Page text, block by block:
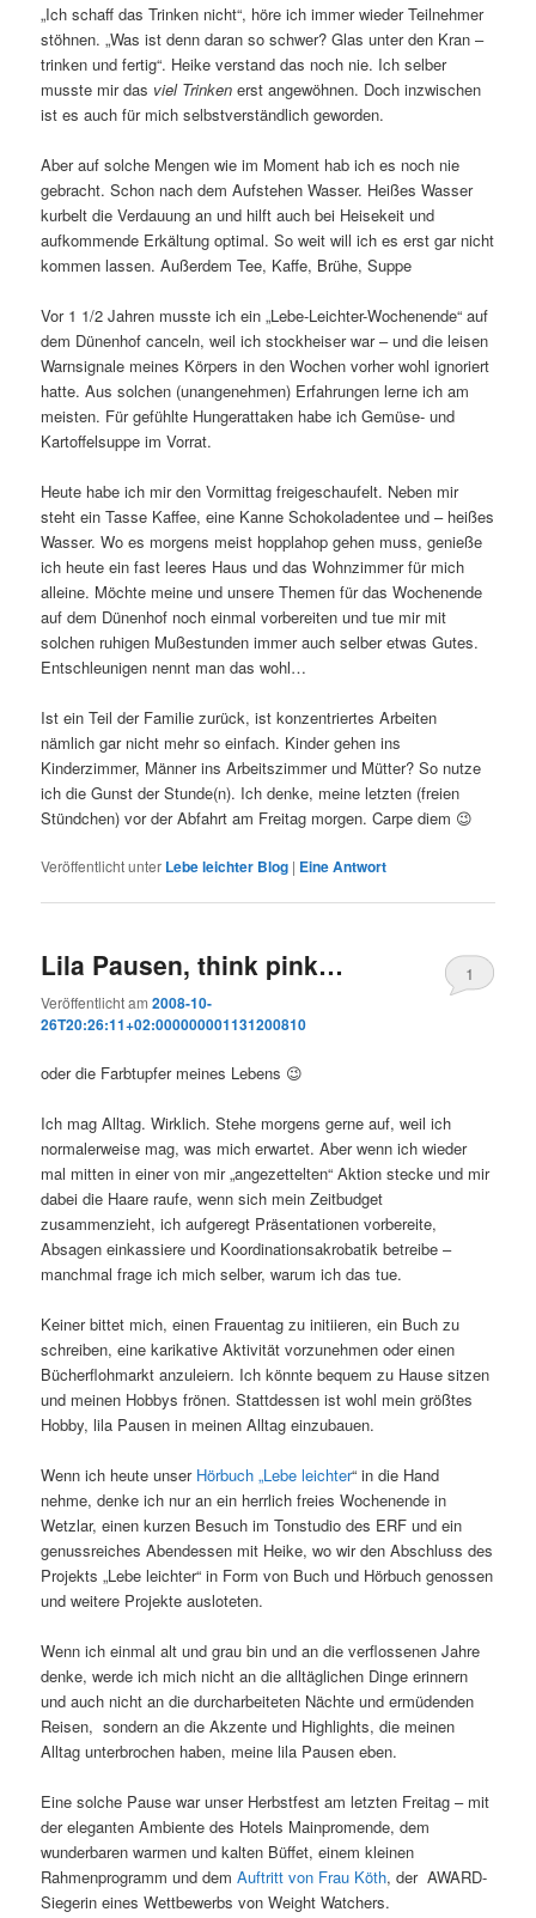
„Ich schaff das Trinken nicht“, höre ich immer wieder Teilnehmer
stöhnen. „Was ist denn daran so schwer? Glas unter den Kran –
trinken und fertig“. Heike verstand das noch nie. Ich selber
musste mir das viel Trinken erst angewöhnen. Doch inzwischen
ist es auch für mich selbstverständlich geworden.
Aber auf solche Mengen wie im Moment hab ich es noch nie
gebracht. Schon nach dem Aufstehen Wasser. Heißes Wasser
kurbelt die Verdauung an und hilft auch bei Heisekeit und
aufkommende Erkältung optimal. So weit will ich es erst gar nicht
kommen lassen. Außerdem Tee, Kaffe, Brühe, Suppe
Vor 1 1/2 Jahren musste ich ein „Lebe-Leichter-Wochenende“ auf
dem Dünenhof canceln, weil ich stockheiser war – und die leisen
Warnsignale meines Körpers in den Wochen vorher wohl ignoriert
hatte. Aus solchen (unangenehmen) Erfahrungen lerne ich am
meisten. Für gefühlte Hungerattaken habe ich Gemüse- und
Kartoffelsuppe im Vorrat.
Heute habe ich mir den Vormittag freigeschaufelt. Neben mir
steht ein Tasse Kaffee, eine Kanne Schokoladentee und – heißes
Wasser. Wo es morgens meist hopplahop gehen muss, genieße
ich heute ein fast leeres Haus und das Wohnzimmer für mich
alleine. Möchte meine und unsere Themen für das Wochenende
auf dem Dünenhof noch einmal vorbereiten und tue mir mit
solchen ruhigen Mußestunden immer auch selber etwas Gutes.
Entschleunigen nennt man das wohl…
Ist ein Teil der Familie zurück, ist konzentriertes Arbeiten
nämlich gar nicht mehr so einfach. Kinder gehen ins
Kinderzimmer, Männer ins Arbeitszimmer und Mütter? So nutze
ich die Gunst der Stunde(n). Ich denke, meine letzten (freien
Stündchen) vor der Abfahrt am Freitag morgen. Carpe diem 😉
Veröffentlicht unter Lebe leichter Blog | EineAntwort
Lila Pausen, think pink…
Veröffentlicht am2008-10-
26T20:26:11+02:000000001131200810
1
oder die Farbtupfer meines Lebens 😉
Ich mag Alltag. Wirklich. Stehe morgens gerne auf, weil ich
normalerweise mag, was mich erwartet. Aber wenn ich wieder
mal mitten in einer von mir „angezettelten“ Aktion stecke und mir
dabei die Haare raufe, wenn sich mein Zeitbudget
zusammenzieht, ich aufgeregt Präsentationen vorbereite,
Absagen einkassiere und Koordinationsakrobatik betreibe –
manchmal frage ich mich selber, warum ich das tue.
Keiner bittet mich, einen Frauentag zu initiieren, ein Buch zu
schreiben, eine karikative Aktivität vorzunehmen oder einen
Bücherflohmarkt anzuleiern. Ich könnte bequem zu Hause sitzen
und meinen Hobbys frönen. Stattdessen ist wohl mein größtes
Hobby, lila Pausen in meinen Alltag einzubauen.
Wenn ich heute unser Hörbuch „Lebe leichter“ in die Hand
nehme, denke ich nur an ein herrlich freies Wochenende in
Wetzlar, einen kurzen Besuch im Tonstudio des ERF und ein
genussreiches Abendessen mit Heike, wo wir den Abschluss des
Projekts „Lebe leichter“ in Form von Buch und Hörbuch genossen
und weitere Projekte ausloteten.
Wenn ich einmal alt und grau bin und an die verflossenen Jahre
denke, werde ich mich nicht an die alltäglichen Dinge erinnern
und auch nicht an die durcharbeiteten Nächte und ermüdenden
Reisen, sondern an die Akzente und Highlights, die meinen
Alltag unterbrochen haben, meine lila Pausen eben.
Eine solche Pause war unser Herbstfest am letzten Freitag – mit
der eleganten Ambiente des Hotels Mainpromende, dem
wunderbaren warmen und kalten Büffet, einem kleinen
Rahmenprogramm und demAuftritt von Frau Köth, der AWARD-
Siegerin eines Wettbewerbs von Weight Watchers.